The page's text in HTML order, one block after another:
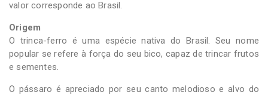
valor corresponde ao Brasil.
Origem
O trinca-ferro é uma espécie nativa do Brasil. Seu nome
popular se refere à força do seu bico, capaz de trincar frutos
e sementes.
O pássaro é apreciado por seu canto melodioso e alvo do